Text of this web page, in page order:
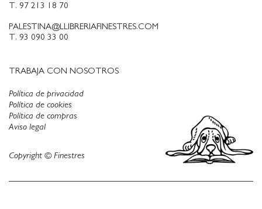
T. 97 213 18 70
PALESTINA@LLIBRERIAFINESTRES.COM
T. 93 090 33 00
TRABAJA CON NOSOTROS
Política de privacidad
Política de cookies
Aviso legal
Política de compras
Copyright © Finestres